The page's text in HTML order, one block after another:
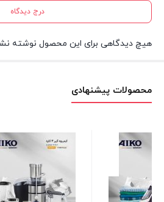
درج دیدگاه
هیچ دیدگاهی برای این محصول نوشته
محصولات پیشنهادی